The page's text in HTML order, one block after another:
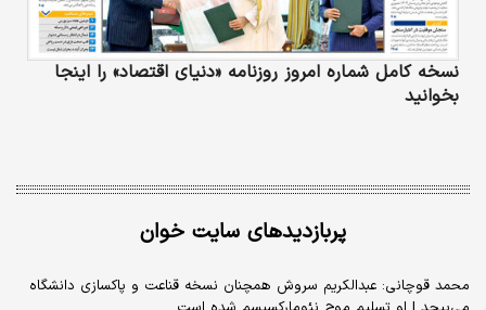
نسخه کامل شماره امروز روزنامه «دنیای‌ اقتصاد» را اینجا
بخوانید
پربازدیدهای سایت خوان
محمد قوچانی: عبدالکریم سروش همچنان نسخه قناعت و پاکسازی دانشگاه